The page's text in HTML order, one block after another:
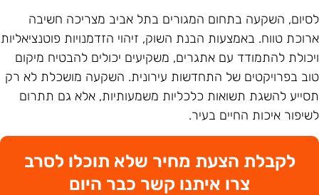
השקעה בתחום המגורים בתל אביב מצריכה חשיבה
טווח. באמצעות הבנת השוק, זיהוי הזדמנויות פוטנציאליות
להתמודד עם אתגרים, משקיעים יכולים להבטיח מיקום
בפרויקטים של התחדשות עירונית. השקעה מושכלת לא רק
להשגת תשואות כלכליות משמעותיות, אלא גם תתרום
איכות החיים בעיר.
לקבלת הצעת מחיר שלא תוכלו לסרב
צרו איתנו קשר כבר היום